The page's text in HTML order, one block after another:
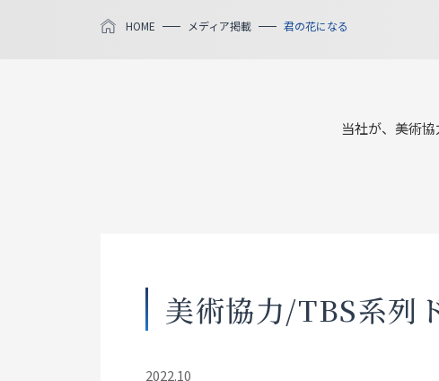
HOME メディア掲載 君の花になる
当社が、美術
美術協力/TBS系列
2022.10